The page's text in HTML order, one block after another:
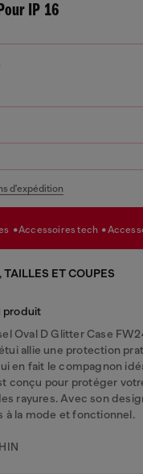
IP 16
d'expédition
accessoires tech
TAILLES ET COUPES
produit
Oval D Glitter Case
allie une protection
en fait le compagnon
conçu pour protéger
rayures. Avec son
à la mode et fonctionnel.